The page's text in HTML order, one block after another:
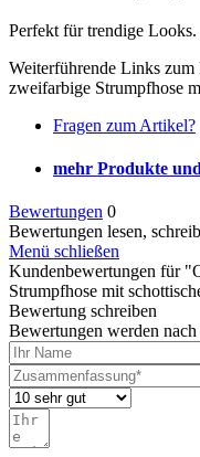
Perfekt für trendige Looks.
Weiterführende Links
zweifarbige Strumpfhose
Fragen zum Artikel?
mehr Produkte
Bewertungen 0
Bewertungen lesen,
Menü schließen
Kundenbewertungen für
Strumpfhose mit
Bewertung schreiben
Bewertungen werden